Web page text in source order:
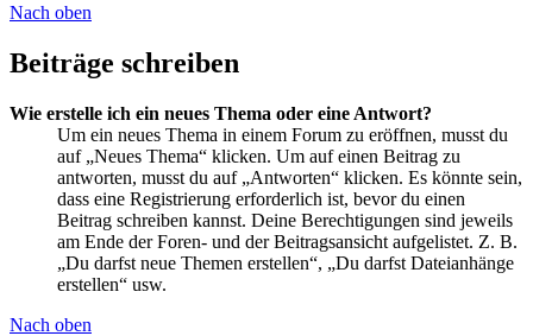
Nach oben
Beiträge schreiben
Wie erstelle ich ein neues Thema oder eine Antwort?
Um ein neues Thema in einem Forum zu eröffnen, musst du
auf „Neues Thema“ klicken. Um auf einen Beitrag zu
antworten, musst du auf „Antworten“ klicken. Es könnte sein,
dass eine Registrierung erforderlich ist, bevor du einen
Beitrag schreiben kannst. Deine Berechtigungen sind jeweils
am Ende der Foren- und der Beitragsansicht aufgelistet. Z. B.
„Du darfst neue Themen erstellen“, „Du darfst Dateianhänge
erstellen“ usw.
Nach oben